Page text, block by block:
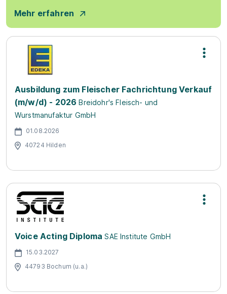
Mehr erfahren
Ausbildung zum Fleischer Fachrichtung Verkauf
(m/w/d) - 2026 Breidohr's Fleisch- und
Wurstmanufaktur GmbH
01.08.2026
40724 Hilden
Voice Acting Diploma SAE Institute GmbH
15.03.2027
44793 Bochum (u.a.)